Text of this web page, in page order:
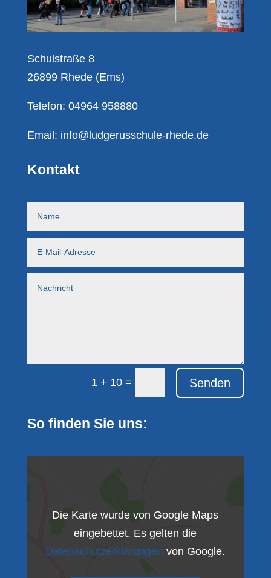
Schulstraße 8
26899 Rhede (Ems)
Telefon: 04964 958880
Email: info@ludgerusschule-rhede.de
Kontakt
1 + 10 = Senden
So finden Sie uns:
Die Karte wurde von Google Maps
eingebettet. Es gelten die
Datenschutzerklärungen von Google.